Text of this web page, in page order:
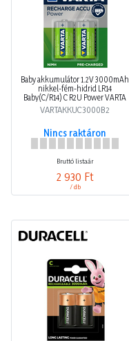
Baby akkumulátor 1.2V 3000mAh
nikkel-fém-hidrid LR14
Baby(C/R14) C R2U Power VARTA
VARTAKKUC3000B2
Nincs raktáron
Bruttó listaár
2 930 Ft
/ db